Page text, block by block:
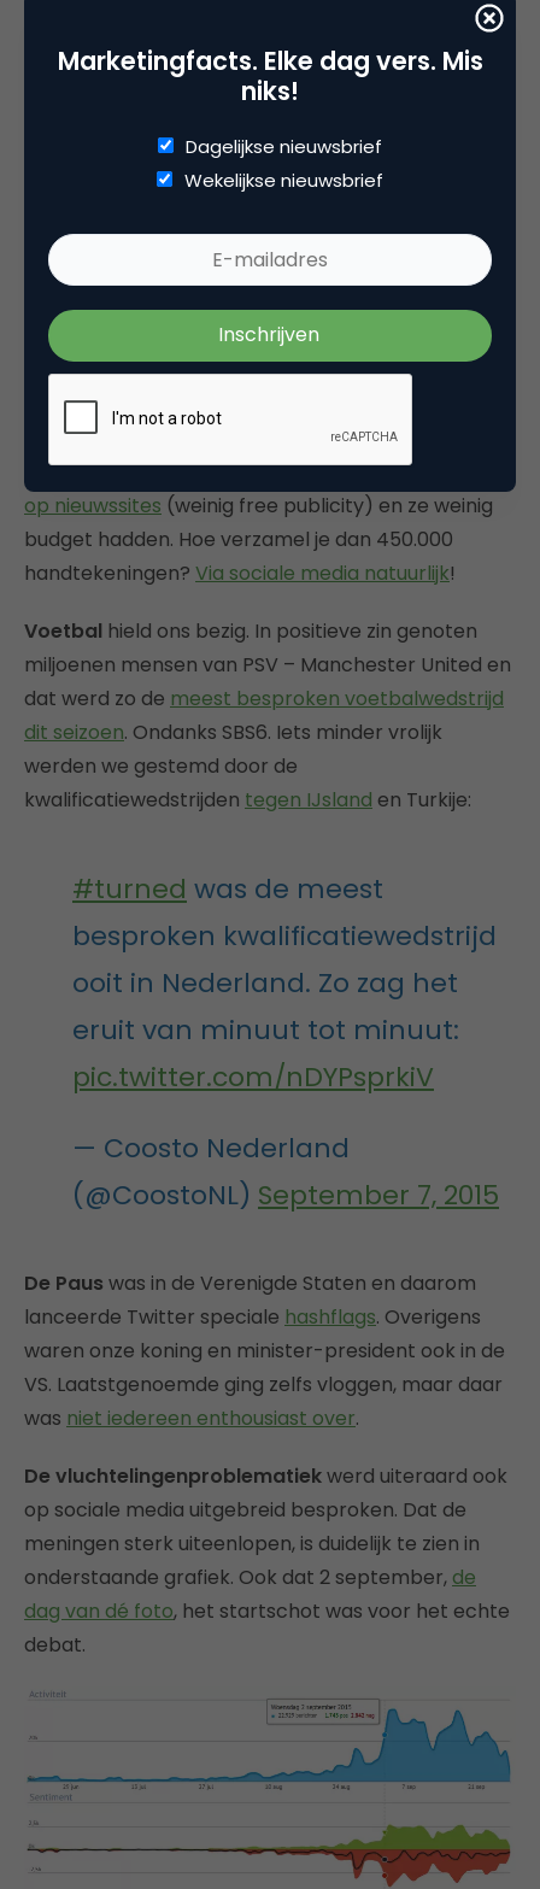
Tot slot nog wat nieuws van andere sociale
Tumblrmaakterebloggen
berichtendienst
Periscope
app
voor Apple TVenPinterestwil niet achterblijven op
de advertentiemarkt.
Wat ons verder bezig hield
We gaan naar de stembus dankzijGeenPeil
Opvallend is dat GeenPeilamper werd besproken
op nieuwssites (weinig free publicity) en ze weinig
budget hadden. Hoe verzamel je dan 450.000
handtekeningen? Via sociale media natuurlijk!
Voetbal hield ons bezig. In positieve zin genoten
miljoenen mensen van PSV – Manchester United en
dat werd zo de meest besproken voetbalwedstrijd
dit seizoen. Ondanks SBS6. Iets minder vrolijk
werden we gestemd door de
kwalificatiewedstrijden tegen IJsland en Turkije:
#turned was de meest
besproken kwalificatiewedstrijd
ooit in Nederland. Zo zag het
eruit van minuut tot minuut:
pic.twitter.com/nDYPsprkiV
— Coosto Nederland
(@CoostoNL) September 7, 2015
De Paus was in de Verenigde Staten en daarom
lanceerde Twitter speciale hashflags. Overigens
waren onze koning en minister-president ook in de
VS. Laatstgenoemde ging zelfs vloggen, maar daar
was niet iedereen enthousiast over.
De vluchtelingenproblematiekwerd uiteraard ook
op sociale media uitgebreid besproken. Dat de
meningen sterk uiteenlopen, is duidelijk te zien in
onderstaande grafiek. Ook dat 2 september, de
dag van dé foto, het startschot was voor het echte
debat.
Marketingfacts. Elke dag vers. Mis
niks!
Dagelijkse nieuwsbrief
Wekelijkse nieuwsbrief